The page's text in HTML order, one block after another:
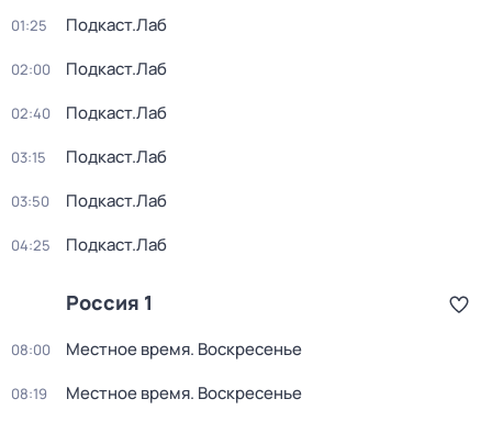
01:25 Подкаст.Лаб
02:00 Подкаст.Лаб
02:40 Подкаст.Лаб
03:15 Подкаст.Лаб
03:50 Подкаст.Лаб
04:25 Подкаст.Лаб
Россия 1
08:00 Местное время. Воскресенье
08:19 Местное время. Воскресенье